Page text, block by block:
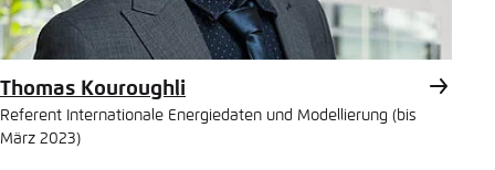
Thomas Kouroughli
Referent Internationale Energiedaten und Modellierung (bis
März 2023)